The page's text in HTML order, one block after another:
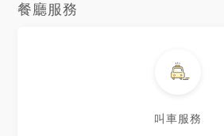
餐廳服務
叫車服務